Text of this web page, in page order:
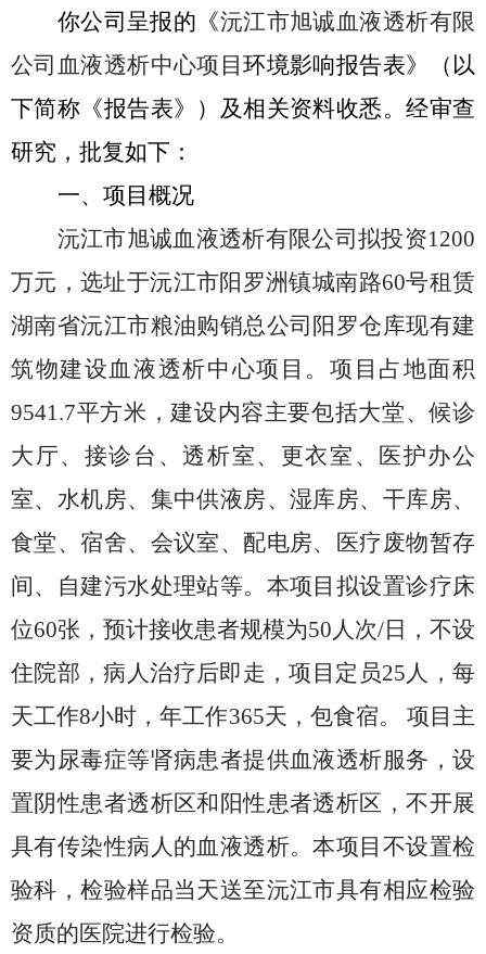
你公司呈报的《沅江市旭诚血液透析有限
公司血液透析中心项目环境影响报告表》（以
下简称《报告表》）及相关资料收悉。经审查
研究，批复如下：
一、项目概况
沅江市旭诚血液透析有限公司拟投资1200
万元，选址于沅江市阳罗洲镇城南路60号租赁
湖南省沅江市粮油购销总公司阳罗仓库现有建
筑物建设血液透析中心项目。项目占地面积
9541.7平方米，建设内容主要包括大堂、候诊
大厅、接诊台、透析室、更衣室、医护办公
室、水机房、集中供液房、湿库房、干库房、
食堂、宿舍、会议室、配电房、医疗废物暂存
间、自建污水处理站等。本项目拟设置诊疗床
位60张，预计接收患者规模为50人次/日，不设
住院部，病人治疗后即走，项目定员25人，每
天工作8小时，年工作365天，包食宿。 项目主
要为尿毒症等肾病患者提供血液透析服务，设
置阴性患者透析区和阳性患者透析区，不开展
具有传染性病人的血液透析。本项目不设置检
验科，检验样品当天送至沅江市具有相应检验
资质的医院进行检验。